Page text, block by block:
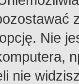
Nie
nie